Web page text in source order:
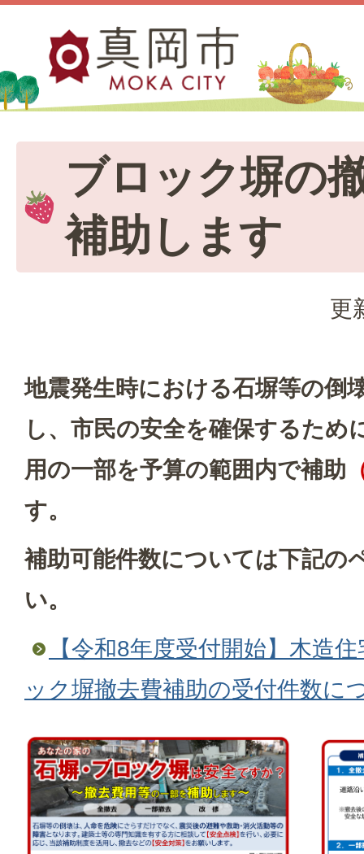
ブロック塀の
補助します
更
地震発生時における石塀等の倒
し、市民の安全を確保するため
用の一部を予算の範囲内で補助
す。
補助可能件数については下記の
い。
【令和8年度受付開始】木造
ック塀撤去費補助の受付件数に